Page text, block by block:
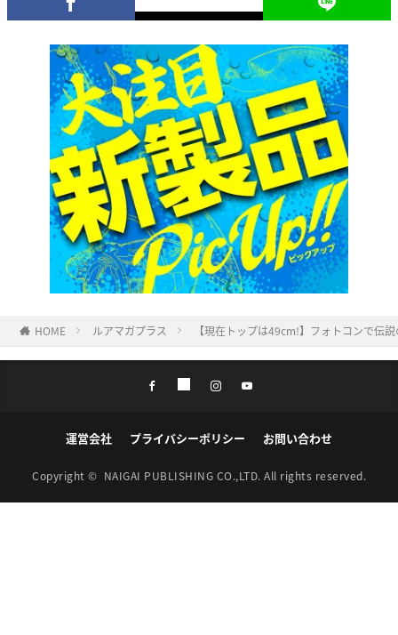
HOME ルアマガプラス 【現在トップは49cm!】フォトコンで伝
運営会社 プライバシーポリシー お問い合わせ
Copyright © NAIGAI PUBLISHING CO.,LTD. All rights reserved.